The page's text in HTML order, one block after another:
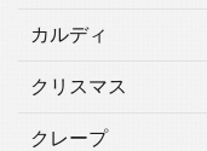
カルディ
クリスマス
クレープ